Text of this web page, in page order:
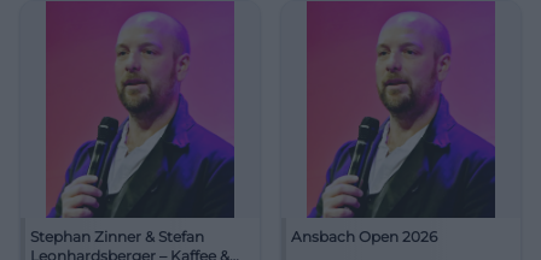
Stephan Zinner & Stefan
Leonhardsberger – Kaffee &
Ansbach Open 2026